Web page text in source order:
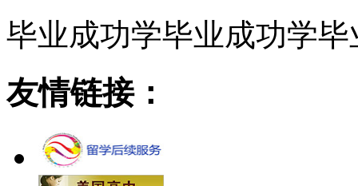
毕业成功学毕业成功学
友情链接：